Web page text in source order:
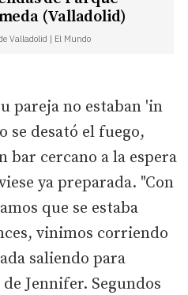
(Valladolid)
Valladolid | El Mundo
pareja no estaban 'in
se desató el fuego,
bar cercano a la espera
ya preparada. "Con
que se estaba
vinimos corriendo
saliendo para
Jennifer. Segundos